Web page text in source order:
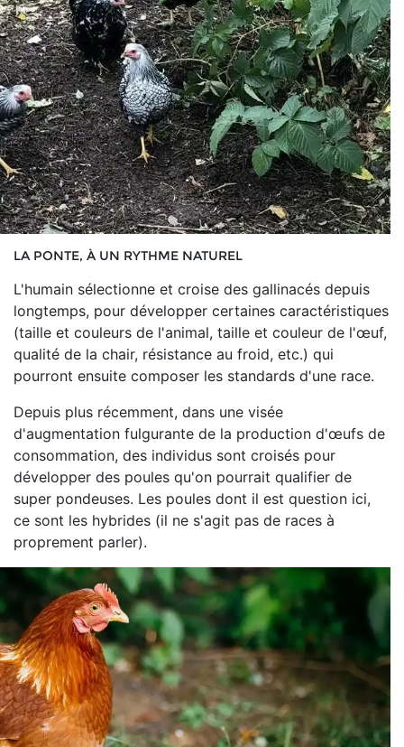
LA PONTE, À UN RYTHME NATUREL
L'humain sélectionne et croise des gallinacés depuis
longtemps, pour développer certaines caractéristiques
(taille et couleurs de l'animal, taille et couleur de l'œuf,
qualité de la chair, résistance au froid, etc.) qui
pourront ensuite composer les standards d'une race.
Depuis plus récemment, dans une visée
d'augmentation fulgurante de la production d'œufs de
consommation, des individus sont croisés pour
développer des poules qu'on pourrait qualifier de
super pondeuses. Les poules dont il est question ici,
ce sont les hybrides (il ne s'agit pas de races à
proprement parler).